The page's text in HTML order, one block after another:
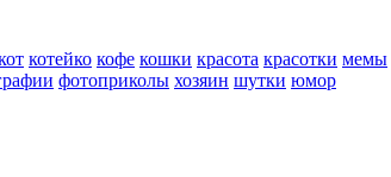
котейко кофе кошки красота красотки мемы
фотоприколы хозяин шутки юмор